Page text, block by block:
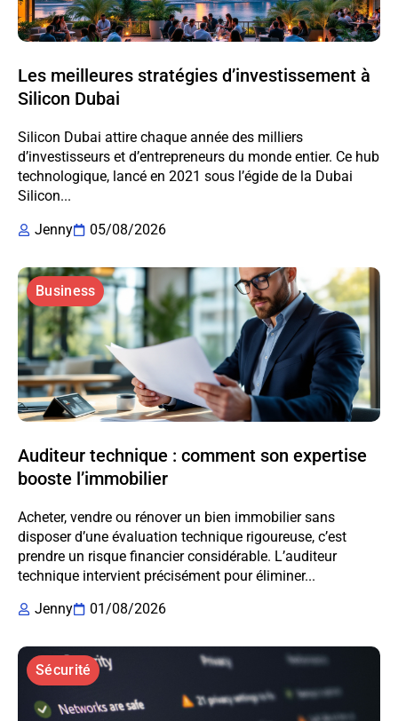
Les meilleures stratégies d’investissement à
Silicon Dubai
Silicon Dubai attire chaque année des milliers
d’investisseurs et d’entrepreneurs du monde entier. Ce hub
technologique, lancé en 2021 sous l’égide de la Dubai
Silicon...
Jenny
05/08/2026
Business
Auditeur technique : comment son expertise
booste l’immobilier
Acheter, vendre ou rénover un bien immobilier sans
disposer d’une évaluation technique rigoureuse, c’est
prendre un risque financier considérable. L’auditeur
technique intervient précisément pour éliminer...
Jenny
01/08/2026
Sécurité